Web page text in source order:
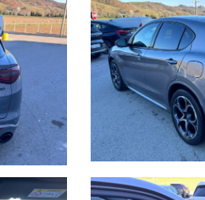
se tenerla o restituirla dopo
la SS 73 bis accanto alla stazione di
per il versante tirrenico.
potrebbe anche differire o
del veicolo.